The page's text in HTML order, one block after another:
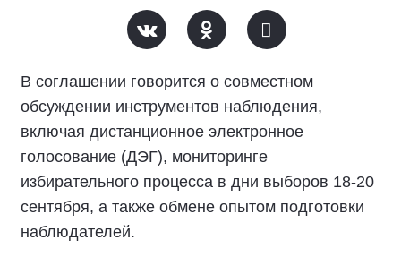
В соглашении говорится о совместном
обсуждении инструментов наблюдения,
включая дистанционное электронное
голосование (ДЭГ), мониторинге
избирательного процесса в дни выборов 18-20
сентября, а также обмене опытом подготовки
наблюдателей.